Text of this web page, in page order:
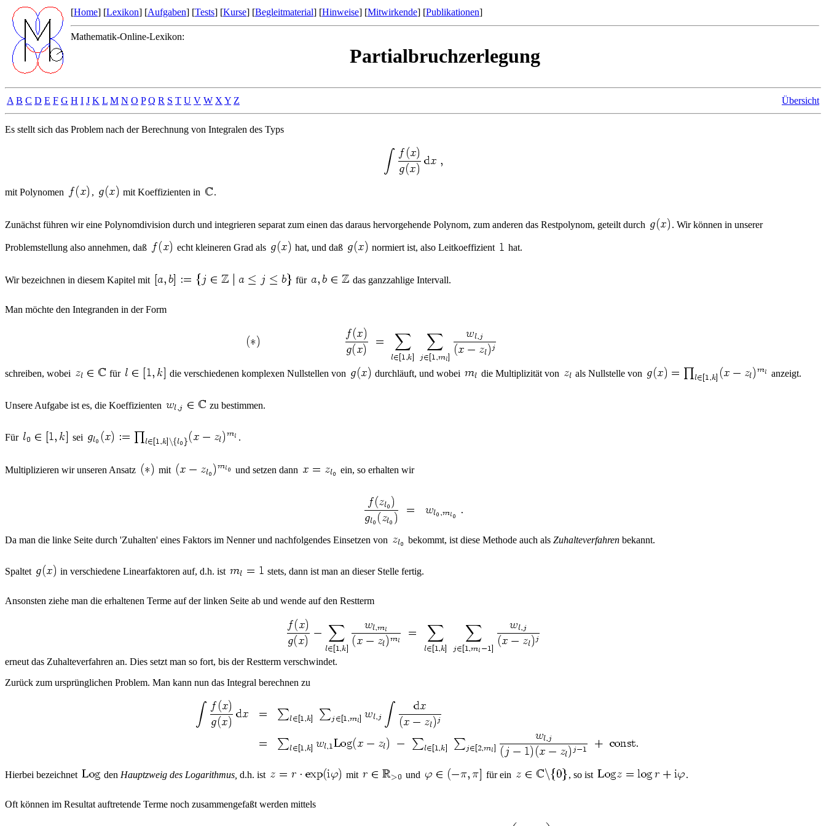
[Home] [Lexikon] [Aufgaben] [Tests] [Kurse] [Begleitmaterial] [Hinweise] [Mitwirkende] [Publikationen]
Mathematik-Online-Lexikon:
Partialbruchzerlegung
A B C D E F G H I J K L M N O P Q R S T U V W X Y Z Übersicht
Es stellt sich das Problem nach der Berechnung von Integralen des Typs
mit Polynomen , mit Koeffizienten in .
Zunächst führen wir eine Polynomdivision durch und integrieren separat zum einen das daraus hervorgehende Polynom, zum anderen das Restpolynom, geteilt durch . Wir können in unserer
Problemstellung also annehmen, daß echt kleineren Grad als hat, und daß normiert ist, also Leitkoeffizient hat.
Wir bezeichnen in diesem Kapitel mit für das ganzzahlige Intervall.
Man möchte den Integranden in der Form
schreiben, wobei für die verschiedenen komplexen Nullstellen von durchläuft, und wobei die Multiplizität von als Nullstelle von anzeigt.
Unsere Aufgabe ist es, die Koeffizienten zu bestimmen.
Für sei .
Multiplizieren wir unseren Ansatz mit und setzen dann ein, so erhalten wir
Da man die linke Seite durch 'Zuhalten' eines Faktors im Nenner und nachfolgendes Einsetzen von bekommt, ist diese Methode auch als Zuhalteverfahren bekannt.
Spaltet in verschiedene Linearfaktoren auf, d.h. ist stets, dann ist man an dieser Stelle fertig.
Ansonsten ziehe man die erhaltenen Terme auf der linken Seite ab und wende auf den Restterm
erneut das Zuhalteverfahren an. Dies setzt man so fort, bis der Restterm verschwindet.
Zurück zum ursprünglichen Problem. Man kann nun das Integral berechnen zu
Hierbei bezeichnet den Hauptzweig des Logarithmus, d.h. ist mit und für ein , so ist .
Oft können im Resultat auftretende Terme noch zusammengefaßt werden mittels